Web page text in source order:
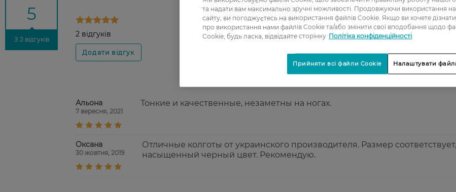
5
З 2 відгуків
2 відгуків
1
2
3
4
Альона
7 вересня, 2021
Тонкие и качественные, незаметны на ногах.
Оксана
30 жовтня, 2019
Отличные колготы от украинского производителя. Размер
насыщенный черный цвет. Рекомендую.
та надати вам максимально зручні можливості. Продовжуючи використання
сайту, ви погоджуєтесь на використання файлів Cookie. Якщо ви хочете
про використання нами файлів Cookie та/або змінити свої вподобання щодо
Cookie, будь ласка, відвідайте сторінку Політіка конфіденційності
Налаштувати
Прийняти всі файли Cookie